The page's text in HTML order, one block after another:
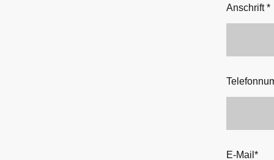
Anschrift*
E-Mail *